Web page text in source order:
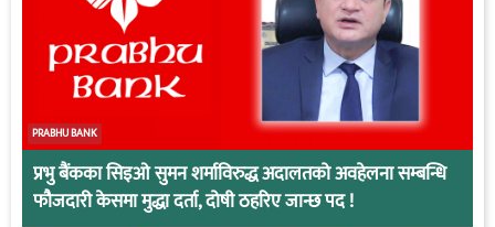
PRABHU BANK
प्रभु बैंकका सिइओ सुमन शर्माविरुद्ध अदालतको अवहेलना सम्बन्धि
फौजदारी केसमा मुद्धा दर्ता, दोषी ठहरिए जान्छ पद !